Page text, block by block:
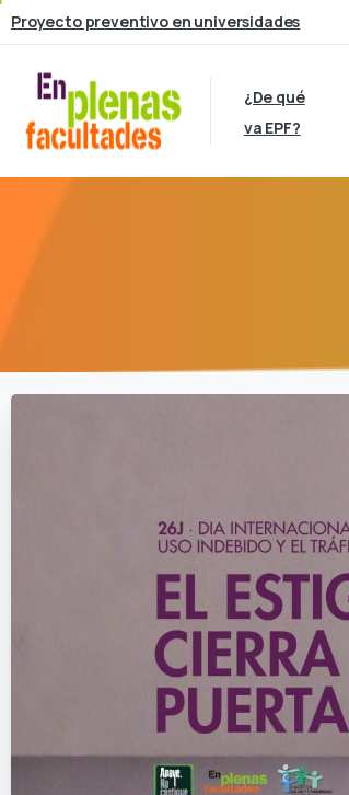
Proyecto preventivo en universidades
¿De qué
va EPF?